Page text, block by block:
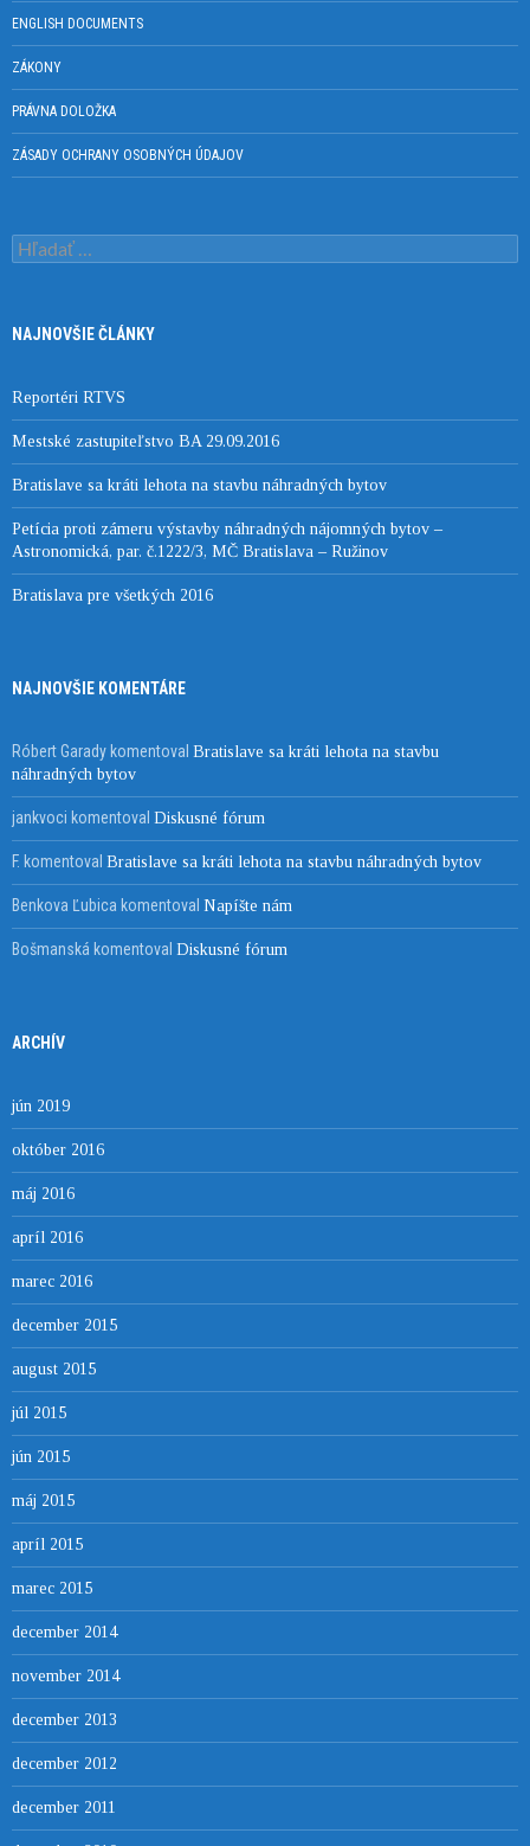
ENGLISH DOCUMENTS
ZÁKONY
PRÁVNA DOLOŽKA
ZÁSADY OCHRANY OSOBNÝCH ÚDAJOV
Hľadať:
NAJNOVŠIE ČLÁNKY
Reportéri RTVS
Mestské zastupiteľstvo BA 29.09.2016
Bratislave sa kráti lehota na stavbu náhradných bytov
Petícia proti zámeru výstavby náhradných nájomných bytov –
Astronomická, par. č.1222/3, MČ Bratislava – Ružinov
Bratislava pre všetkých 2016
NAJNOVŠIE KOMENTÁRE
Róbert Garady komentoval Bratislave sa kráti lehota na stavbu
náhradných bytov
jankvoci komentoval Diskusné fórum
F. komentoval Bratislave sa kráti lehota na stavbu náhradných bytov
Benkova Ľubica komentoval Napíšte nám
Bošmanská komentoval Diskusné fórum
ARCHÍV
jún 2019
október 2016
máj 2016
apríl 2016
marec 2016
december 2015
august 2015
júl 2015
jún 2015
máj 2015
apríl 2015
marec 2015
december 2014
november 2014
december 2013
december 2012
december 2011